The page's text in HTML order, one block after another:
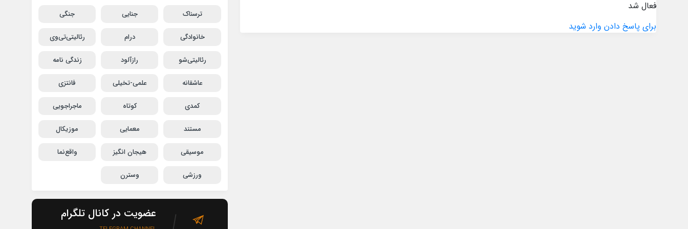
فعال شد
برای پاسخ دادن وارد شوید
ترسناک جنایی جنگی
خانوادگی درام رئالیتی‌تی‌وی
رئالیتی‌شو رازآلود زندگی نامه
عاشقانه علمی-تخیلی فانتزی
کمدی کوتاه ماجراجویی
مستند معمایی موزیکال
موسیقی هیجان انگیز واقع‌نما
ورزشی وسترن
عضویت در کانال تلگرام